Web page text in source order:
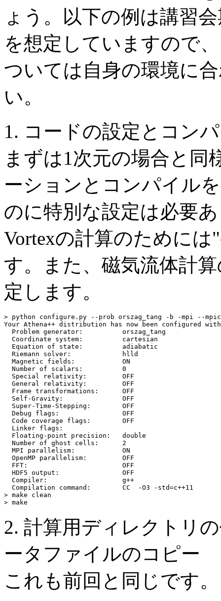
ょう。以下の例は講習
を想定していますので
ついては自身の環境に
い。
1. コードの設定とコン
まずは1次元の場合と同
ーションとコンパイル
のに特別な設定は必要あ
Vortexの計算のためには
す。また、磁気流体計
定します。
> python configure.py --prob orszag_tang -b -mpi --
Your Athena++ distribution has now been configured
  Problem generator:          orszag_tang
  Coordinate system:          cartesian
  Equation of state:          adiabatic
  Riemann solver:             hlld
  Magnetic fields:            ON
  Number of scalars:          0
  Special relativity:         OFF
  General relativity:         OFF
  Frame transformations:      OFF
  Self-Gravity:               OFF
  Super-Time-Stepping:        OFF
  Debug flags:                OFF
  Code coverage flags:        OFF
  Linker flags:
  Floating-point precision:   double
  Number of ghost cells:      2
  MPI parallelism:            ON
  OpenMP parallelism:         OFF
  FFT:                        OFF
  HDF5 output:                OFF
  Compiler:                   g++
  Compilation command:        CC  -O3 -std=c++11
> make clean
> make
2. 計算用ディレクトリ
ータファイルのコピー
これも前回と同じです。